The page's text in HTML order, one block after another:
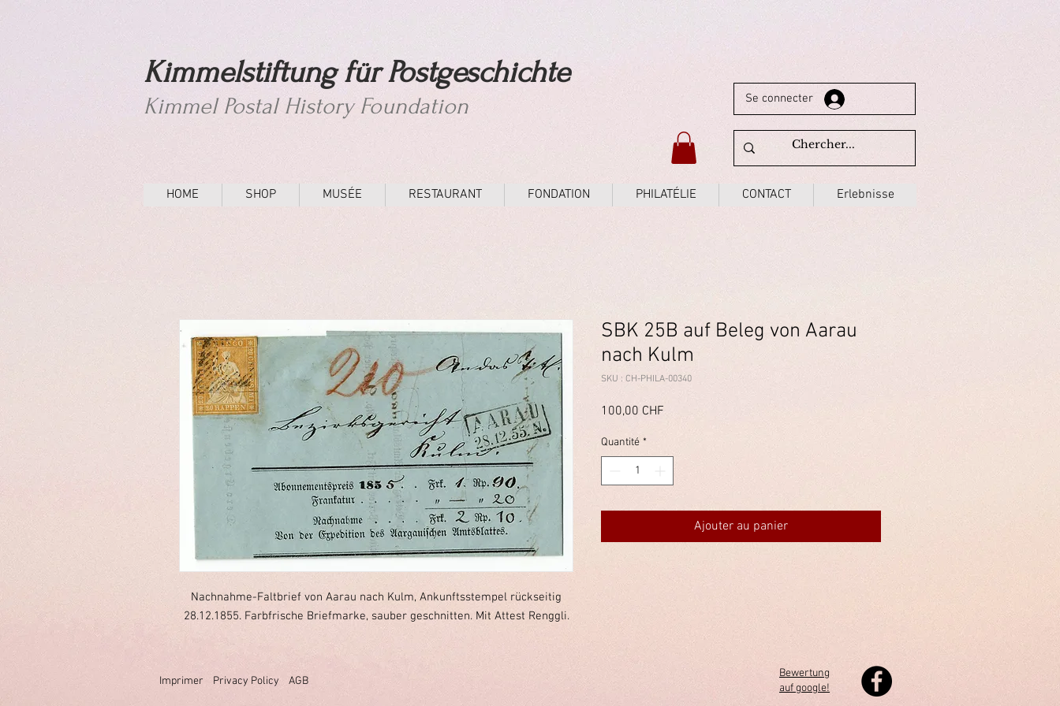
Kimmelstiftung für Postgeschichte
Kimmel Postal History Foundation Se connecter
HOME SHOP MUSÉE RESTAURANT FONDATION PHILATÉLIE CONTACT Erlebnisse
Nachnahme-Faltbrief von Aarau nach Kulm, Ankunftsstempel rückseitig
28.12.1855. Farbfrische Briefmarke, sauber geschnitten. Mit Attest Renggli.
SBK 25B auf Beleg von Aarau
nach Kulm
SKU : CH-PHILA-00340
100,00 CHF
Quantité *
Ajouter au panier
Imprimer Privacy Policy AGB
Bewertung
auf google!